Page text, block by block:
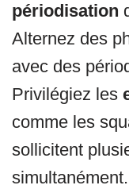
périodisation
Alternez des
avec des
Privilégiez les
comme les
sollicitent